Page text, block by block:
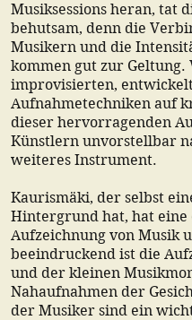
Musiksessions heran, tat
behutsam, denn die
Musikern und die
kommen gut zur
improvisierten,
Aufnahmetechniken auf
dieser hervorragenden
Künstlern unvorstellbar
weiteres Instrument.
Kaurismäki, der selbst
Hintergrund hat, hat eine
Aufzeichnung von Musik
beeindruckend ist die
und der kleinen
Nahaufnahmen der
der Musiker sind ein